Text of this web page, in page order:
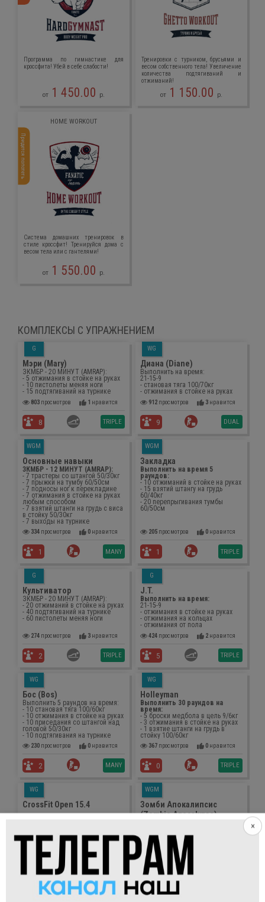
Программа по гимнастике для
кроссфита! Убей в себе слабости!
от 1 450.00 р.
Тренировки с турником, брусьями и
весом собственного тела! Увеличение
количества подтягиваний и
отжиманий!
от 1 150.00 р.
HOME WORKOUT
Придется попотеть
Система домашних тренировок в
стиле кроссфит! Тренируйся дома с
весом тела или с гантелями!
от 1 550.00 р.
КОМПЛЕКСЫ С УПРАЖНЕНИЕМ
G
Мэри (Mary)
ЗКМБР - 20 МИНУТ (AMRAP):
- 5 отжимания в стойке на руках
- 10 пистолеты меняя ноги
- 15 подтягиваний на турнике
803просмотров 1 нравится
8 TRIPLE
WG
Диана (Diane)
Выполнить на время:
21-15-9
- становая тяга 100/70кг
- отжимания в стойке на руках
912просмотров 3нравится
9 DUAL
WGM
Основные навыки
ЗКМБР - 12 МИНУТ (AMRAP):
- 7 трастеры со штангой 50/30кг
- 7 прыжки на тумбу 60/50см
- 7 подносы ног к перекладине
- 7 отжимания в стойке на руках
любым способом
- 7 взятий штанги на грудь с виса
в стойку 50/30кг
- 7 выходы на турнике
334просмотров 0нравится
1 MANY
WGM
Закладка
Выполнить на время 5
раундов:
- 10 отжиманий в стойке на руках
- 15 взятий штангу на грудь
60/40кг
- 20 перепрыгивания тумбы
60/50см
205просмотров 0нравится
1 TRIPLE
G
Культиватор
ЗКМБР - 20 МИНУТ (AMRAP):
- 20 отжиманий в стойке на руках
- 40 подтягиваний на турнике
- 60 пистолеты меняя ноги
274просмотров 3нравится
2 TRIPLE
G
J.T.
Выполнить на время:
21-15-9
- отжимания в стойке на руках
- отжимания на кольцах
- отжимания от пола
424просмотров 2нравится
5 TRIPLE
WG
Бoc (Bos)
Выполнить 5 раундов на время:
- 10 становая тяга 100/60кг
- 10 отжимания в стойке на руках
- 10 приседания со штангой над
головой 50/30кг
- 10 подтягивания на турнике
230просмотров 0нравится
2 MANY
WG
Holleyman
Выполнить 30 раундов на
время:
- 5 броски медбола в цель 9/6кг
- 3 отжимания в стойке на руках
- 1 взятие штанги на грудь в
стойку 100/60кг
367просмотров 0нравится
0 TRIPLE
WG
CrossFit Open 15.4
- 3 взятия штанги на грудь в
стойку 85/55кг
- 6 отжиманий в стойке на руках
- 3 взятия штанги на грудь в
стойку 85/55кг
- 9 отжиманий в стойке на руках
- 3 взятия штанги на грудь в
стойку 85/55кг
- 12 отжиманий в стойке на руках
- 6 взятия штанги на грудь в
WGM
Зомби Апокалипсис
(Zombie Apocalypse)
- 50 подносы ног к перекладине
- 75 жимовые швунги со штангой
35/25кг
- 100 калории гребля
- 150 двойные прыжки на
скакалке
×